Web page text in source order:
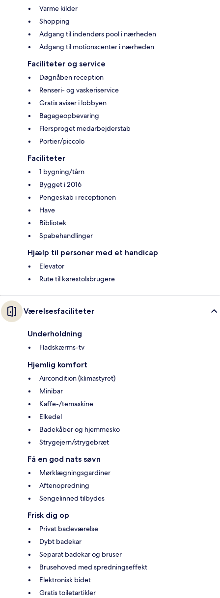
Varme kilder
Shopping
Adgang til indendørs pool i nærheden
Adgang til motionscenter i nærheden
Faciliteter og service
Døgnåben reception
Renseri- og vaskeriservice
Gratis aviser i lobbyen
Bagageopbevaring
Flersproget medarbejderstab
Portier/piccolo
Faciliteter
1 bygning/tårn
Bygget i 2016
Pengeskab i receptionen
Have
Bibliotek
Spabehandlinger
Hjælp til personer med et handicap
Elevator
Rute til kørestolsbrugere
Værelsesfaciliteter
Underholdning
Fladskærms-tv
Hjemlig komfort
Aircondition (klimastyret)
Minibar
Kaffe-/temaskine
Elkedel
Badekåber og hjemmesko
Strygejern/strygebræt
Få en god nats søvn
Mørklægningsgardiner
Aftenopredning
Sengelinned tilbydes
Frisk dig op
Privat badeværelse
Dybt badekar
Separat badekar og bruser
Brusehoved med spredningseffekt
Elektronisk bidet
Gratis toiletartikler